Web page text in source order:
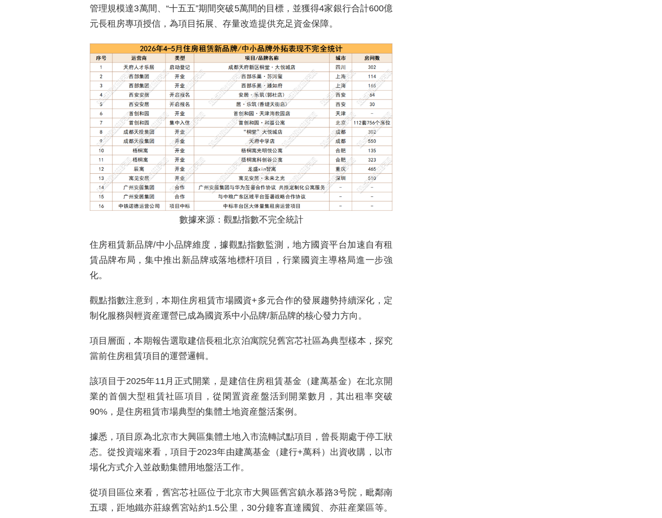
管理規模達3萬間、“十五五”期間突破5萬間的目標，並獲得4家銀行合計600億
元長租房專項授信，為項目拓展、存量改造提供充足資金保障。
數據來源：觀點指數不完全統計
住房租賃新品牌/中小品牌維度，據觀點指數監測，地方國資平台加速自有租
賃品牌布局，集中推出新品牌或落地標杆項目，行業國資主導格局進一步強
化。
觀點指數注意到，本期住房租賃市場國資+多元合作的發展趨勢持續深化，定
制化服務與輕資産運營已成為國資系中小品牌/新品牌的核心發力方向。
項目層面，本期報告選取建信長租北京泊寓院兒舊宮芯社區為典型樣本，探究
當前住房租賃項目的運營邏輯。
該項目于2025年11月正式開業，是建信住房租賃基金（建萬基金）在北京開
業的首個大型租賃社區項目，從閑置資産盤活到開業數月，其出租率突破
90%，是住房租賃市場典型的集體土地資産盤活案例。
據悉，項目原為北京市大興區集體土地入市流轉試點項目，曾長期處于停工狀
态。從投資端來看，項目于2023年由建萬基金（建行+萬科）出資收購，以市
場化方式介入並啟動集體用地盤活工作。
從項目區位來看，舊宮芯社區位于北京市大興區舊宮鎮永慕路3号院，毗鄰南
五環，距地鐵亦莊線舊宮站約1.5公里，30分鐘客直達國貿、亦莊産業區等。